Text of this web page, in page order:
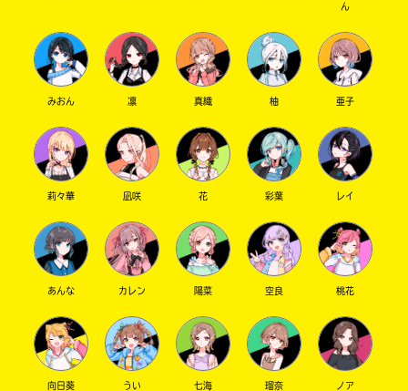
ん
みおん 凛 真織 柚 亜子
莉々華 凪咲 花 彩葉 レイ
あんな カレン 陽菜 空良 桃花
向日葵 うい 七海 瑠奈 ノア